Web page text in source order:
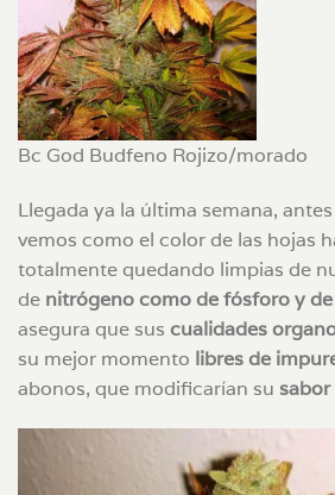
Bc God Budfeno Rojizo/morado
Llegada ya la última semana,
vemos como el color de las hojas
totalmente quedando limpias de
de nitrógeno como de fósforo y
asegura que sus cualidades
su mejor momento libres de
abonos, que modificarían su